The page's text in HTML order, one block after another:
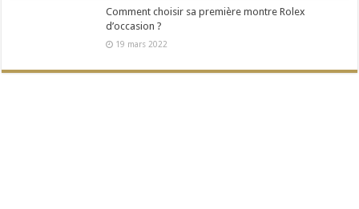
Comment choisir sa première montre Rolex
d’occasion ?
19 mars 2022